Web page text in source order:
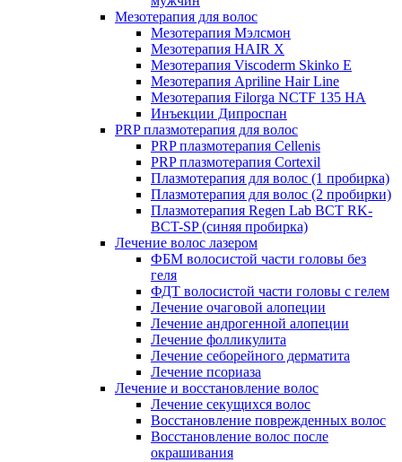
Мезотерапия для волос
Мезотерапия Мэлсмон
Мезотерапия HAIR X
Мезотерапия Viscoderm Skinko E
Мезотерапия Apriline Hair Line
Мезотерапия Filorga NCTF 135 HA
Инъекции Дипроспан
PRP плазмотерапия для волос
PRP плазмотерапия Cellenis
PRP плазмотерапия Cortexil
Плазмотерапия для волос (1 пробирка)
Плазмотерапия для волос (2 пробирки)
Плазмотерапия Regen Lab BCT RK-
BCT-SP (синяя пробирка)
Лечение волос лазером
ФБМ волосистой части головы без
геля
ФДТ волосистой части головы с гелем
Лечение очаговой алопеции
Лечение андрогенной алопеции
Лечение фолликулита
Лечение себорейного дерматита
Лечение псориаза
Лечение и восстановление волос
Лечение секущихся волос
Восстановление поврежденных волос
Восстановление волос после
окрашивания